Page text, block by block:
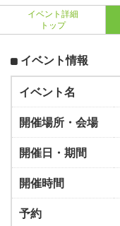
イベント詳細
トップ
イベント情報
イベント名
開催場所・会場
開催日・期間
開催時間
予約